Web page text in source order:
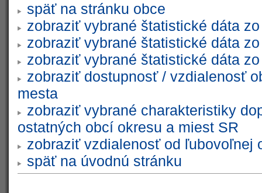
späť na stránku obce
zobraziť vybrané štatistické dáta
zobraziť vybrané štatistické dáta
zobraziť vybrané štatistické dáta
zobraziť dostupnosť / vzdialenosť
mesta
zobraziť vybrané charakteristiky
ostatných obcí okresu a miest SR
zobraziť vzdialenosť od ľubovoľnej
späť na úvodnú stránku